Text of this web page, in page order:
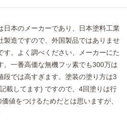
日本のメーカーであり、日本塗料工業
製造ですので、外国製品ではありませ
す。よく調べください、メーカーにた
。一番高価な無機フッ素でも300万は
段では高すぎます。塗装の塗り方は3
載してます) ですので、4回塗りは行
値をつけるためだとは思いますが、